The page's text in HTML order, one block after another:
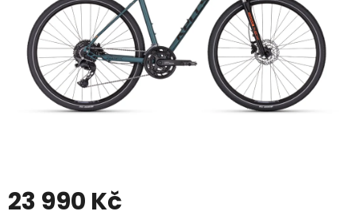
23 990 Kč